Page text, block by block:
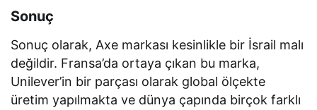
Sonuç
Sonuç olarak, Axe markası kesinlikle bir İsrail malı
değildir. Fransa’da ortaya çıkan bu marka,
Unilever’in bir parçası olarak global ölçekte
üretim yapılmakta ve dünya çapında birçok farklı